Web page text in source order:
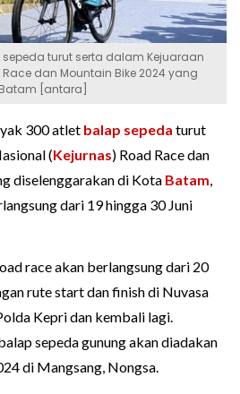
turut serta dalam Kejuaraan
dan Mountain Bike 2024 yang
[antara]
300 atlet balap sepeda turut
(Kejurnas) Road Race dan
diselenggarakan di Kota Batam,
dari 19 hingga 30 Juni
race akan berlangsung dari 20
rute start dan finish di Nuvasa
Kepri dan kembali lagi.
sepeda gunung akan diadakan
di Mangsang, Nongsa.